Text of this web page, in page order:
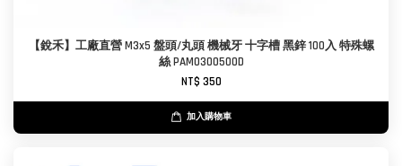
【銳禾】工廠直營 M3x5 盤頭/丸頭 機械牙 十字槽 黑鋅 100入 特殊螺
絲 PAM0300500D
NT$ 350
加入購物車